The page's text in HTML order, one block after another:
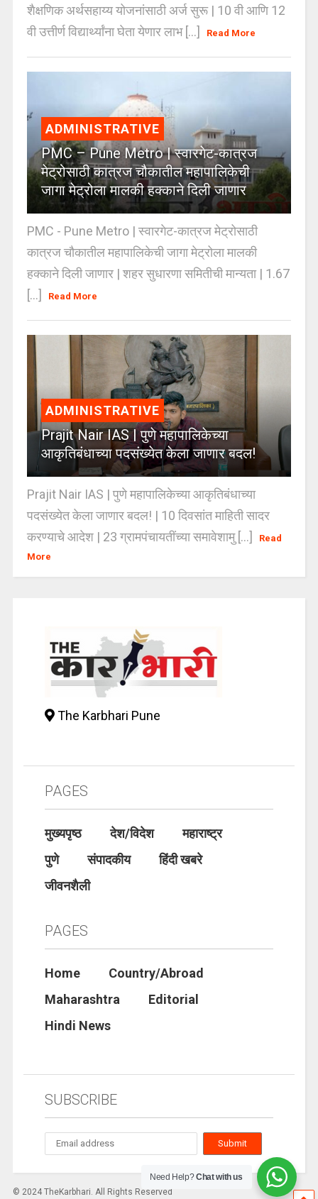
शैक्षणिक अर्थसहाय्य योजनांसाठी अर्ज सुरू | 10 वी आणि 12
वी उत्तीर्ण विद्यार्थ्यांना घेता येणार लाभ [...]
Read More
ADMINISTRATIVE
PMC – Pune Metro | स्वारगेट-कात्रज
मेट्रोसाठी कात्रज चौकातील महापालिकेची
जागा मेट्रोला मालकी हक्काने दिली जाणार
PMC - Pune Metro | स्वारगेट-कात्रज मेट्रोसाठी
कात्रज चौकातील महापालिकेची जागा मेट्रोला मालकी
हक्काने दिली जाणार | शहर सुधारणा समितीची मान्यता | 1.67
[...]
Read More
ADMINISTRATIVE
Prajit Nair IAS | पुणे महापालिकेच्या
आकृतिबंधाच्या पदसंख्येत केला जाणार बदल!
Prajit Nair IAS | पुणे महापालिकेच्या आकृतिबंधाच्या
पदसंख्येत केला जाणार बदल! | 10 दिवसांत माहिती सादर
करण्याचे आदेश | 23 ग्रामपंचायतींच्या समावेशामु [...]
Read
More
The Karbhari Pune
PAGES
मुख्यपृष्ठ देश/विदेश
महाराष्ट्र
पुणे
संपादकीय
हिंदी खबरे
जीवनशैली
PAGES
Home
Country/Abroad
Maharashtra
Editorial
Hindi News
SUBSCRIBE
© 2024 TheKarbhari. All Rights Reserved
Need Help?Chat with us